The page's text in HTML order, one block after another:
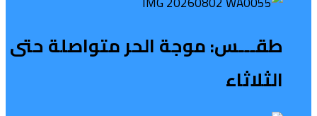
طقـــس: موجة الحر متواصلة حتى
الثلاثاء